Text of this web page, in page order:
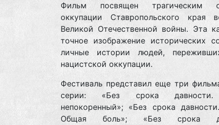
Фильм посвящен трагическим
оккупации Ставропольского края
Великой Отечественной войны. Эта
точное изображение исторических
личные истории людей,
нацистской оккупации.
Фестиваль представил еще три
серии: «Без срока давности.
непокоренный»; «Без срока
Общая боль»; «Без срока